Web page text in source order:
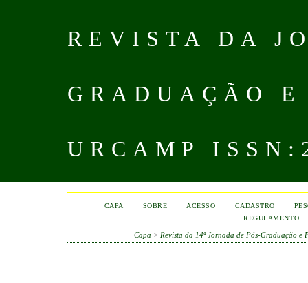
REVISTA DA
GRADUAÇÃO
URCAMP
CAPA SOBRE ACESSO CADASTRO
REGULAMENTO
Capa > Revista da 14ª Jornada de Pós-Graduação e